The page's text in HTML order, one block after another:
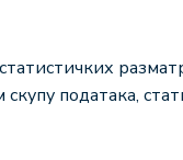
података,